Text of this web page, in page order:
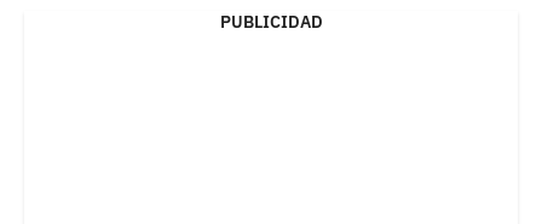
PUBLICIDAD